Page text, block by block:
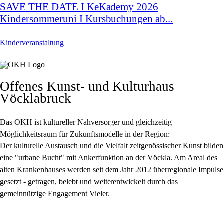
SAVE THE DATE I KeKademy 2026
Kindersommeruni I Kursbuchungen ab...
Kinderveranstaltung
Offenes Kunst- und Kulturhaus
Vöcklabruck
Das OKH ist kultureller Nahversorger und gleichzeitig
Möglichkeitsraum für Zukunftsmodelle in der Region:
Der kulturelle Austausch und die Vielfalt zeitgenössischer Kunst bilden
eine "urbane Bucht" mit Ankerfunktion an der Vöckla. Am Areal des
alten Krankenhauses werden seit dem Jahr 2012 überregionale Impulse
gesetzt - getragen, belebt und weiterentwickelt durch das
gemeinnützige Engagement Vieler.